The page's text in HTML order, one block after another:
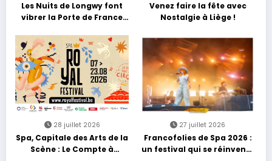
Les Nuits de Longwy font
vibrer la Porte de France
découvertes et énergie
reggae
Venez faire la fête avec
Nostalgie à Liège !
28 juillet 2026
Spa, Capitale des Arts de la
Scène : Le Compte à
27 juillet 2026
Francofolies de Spa 2026 :
un festival qui se réinvente